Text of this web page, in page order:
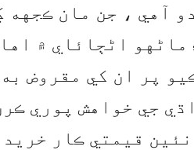
آهي ، جن مان ڪجهه
اڻڄائاي ۾
پر ان کي مقروض
جي خواهش پوري
قيمتي ڪار خريد